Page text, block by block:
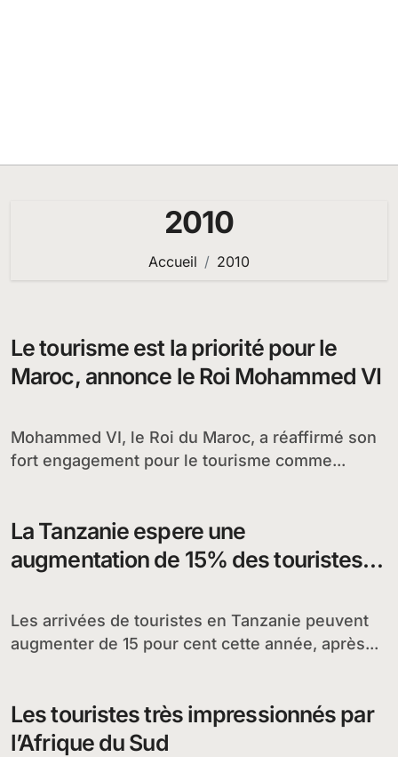
2010
Accueil 2010
Le tourisme est la priorité pour le
Maroc, annonce le Roi Mohammed VI
Mohammed VI, le Roi du Maroc, a réaffirmé son
fort engagement pour le tourisme comme...
La Tanzanie espere une
augmentation de 15% des touristes
Les arrivées de touristes en Tanzanie peuvent
augmenter de 15 pour cent cette année, après...
Les touristes très impressionnés par
l’Afrique du Sud